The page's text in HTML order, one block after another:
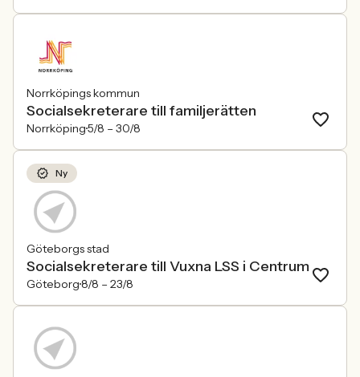
Norrköpings kommun
Socialsekreterare till familjerätten
Norrköping5/8 – 30/8
Ny
Göteborgs stad
Socialsekreterare till Vuxna LSS i Centrum
Göteborg8/8 – 23/8